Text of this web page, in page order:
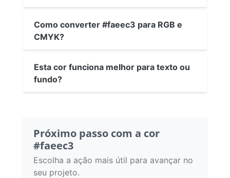
Como converter #faeec3 para RGB e
CMYK?
Esta cor funciona melhor para texto ou
fundo?
Próximo passo com a cor
#faeec3
Escolha a ação mais útil para avançar no
seu projeto.